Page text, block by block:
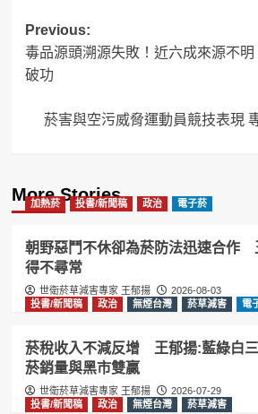
Post
navigation
Previous:
毒品源頭溯源失敗！近六成來源不
破功
菸害與空污威脅運動員競技表現
More Stories
加熱菸 投書/新聞稿 政治 電子菸
朝野惡鬥不休卻為菸防法迅速合作
得不尋常
世衛菸草減害專家 王郁揚
2026-08-03
投書/新聞稿
政治 無煙台灣 菸草減害 電
菸稅收入不減反增 王郁揚:藍綠白
菸銷量與黑市雙贏
世衛菸草減害專家 王郁揚
2026-07-29
投書/新聞稿
政治 無煙台灣 菸草減害